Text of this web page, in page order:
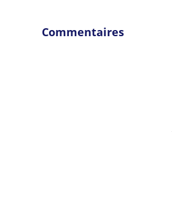
Commentaires